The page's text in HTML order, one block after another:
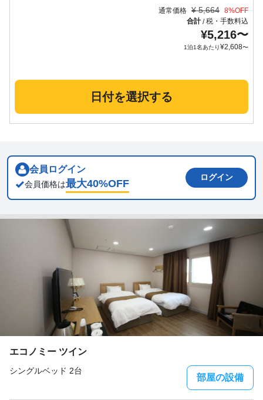
通常価格 ¥ 5,664 8%OFF
合計/税・手数料込
¥5,216〜
1泊1名あたり¥2,608〜
日付を選択する
会員ログイン
会員価格は最大40%OFF
ログイン
エコノミー ツイン
シングルベッド 2台
部屋の設備